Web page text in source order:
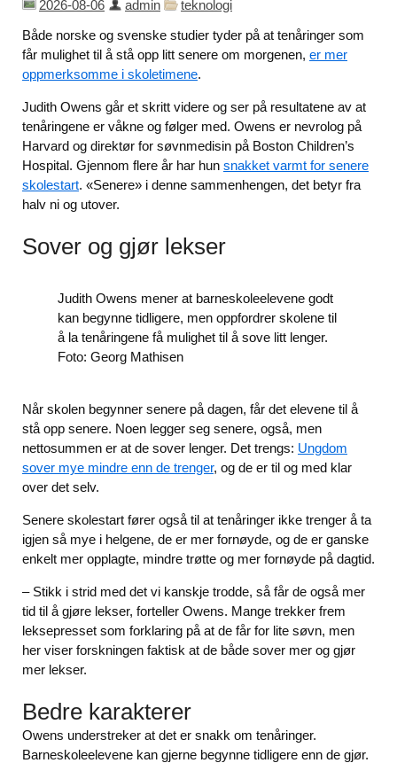
2026-08-06 admin
teknologi
Både norske og svenske studier tyder på at tenåringer som
får mulighet til å stå opp litt senere om morgenen, er mer
oppmerksomme i skoletimene.
Judith Owens går et skritt videre og ser på resultatene av at
tenåringene er våkne og følger med. Owens er nevrolog på
Harvard og direktør for søvnmedisin på Boston Children’s
Hospital. Gjennom flere år har hun snakket varmt for senere
skolestart. «Senere» i denne sammenhengen, det betyr fra
halv ni og utover.
Sover og gjør lekser
Judith Owens mener at barneskoleelevene godt
kan begynne tidligere, men oppfordrer skolene til
å la tenåringene få mulighet til å sove litt lenger.
Foto: Georg Mathisen
Når skolen begynner senere på dagen, får det elevene til å
stå opp senere. Noen legger seg senere, også, men
nettosummen er at de sover lenger. Det trengs: Ungdom
sover mye mindre enn de trenger, og de er til og med klar
over det selv.
Senere skolestart fører også til at tenåringer ikke trenger å ta
igjen så mye i helgene, de er mer fornøyde, og de er ganske
enkelt mer opplagte, mindre trøtte og mer fornøyde på dagtid.
– Stikk i strid med det vi kanskje trodde, så får de også mer
tid til å gjøre lekser, forteller Owens. Mange trekker frem
leksepresset som forklaring på at de får for lite søvn, men
her viser forskningen faktisk at de både sover mer og gjør
mer lekser.
Bedre karakterer
Owens understreker at det er snakk om tenåringer.
Barneskoleelevene kan gjerne begynne tidligere enn de gjør.